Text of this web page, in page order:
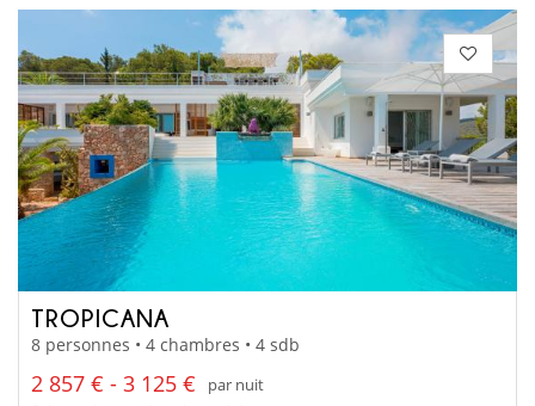
TROPICANA
8 personnes • 4 chambres • 4 sdb
2 857 € - 3 125 €
par nuit